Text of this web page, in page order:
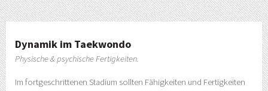
Dynamik im Taekwondo
Physische & psychische Fertigkeiten.
Im fortgeschrittenen Stadium sollten Fähigkeiten und Fertigkeiten